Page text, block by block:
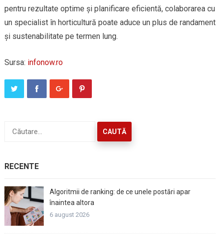
pentru rezultate optime și planificare eficientă, colaborarea cu
un specialist în horticultură poate aduce un plus de randament
și sustenabilitate pe termen lung.
Sursa: infonow.ro
după:
RECENTE
Algoritmii de ranking: de ce unele postări apar
înaintea altora
6 august 2026